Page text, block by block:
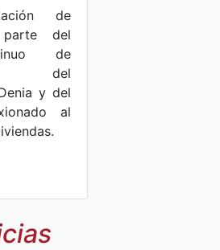
de
del
de
del
y del
al